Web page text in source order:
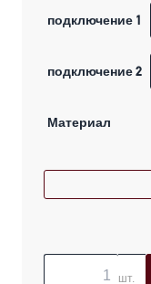
подключение 1
подключение 2
Материал
шт.